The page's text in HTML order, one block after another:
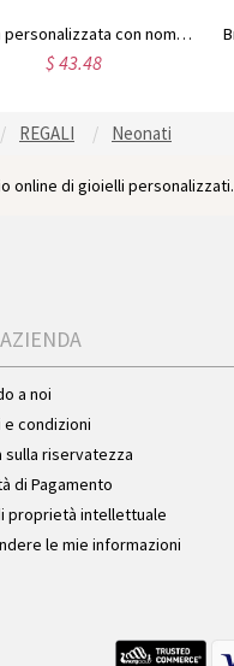
Collana personalizzata con nome Carrie placcata in oro 18 carati
$ 43.48
REGALI Neonati
online di gioielli personalizzati.
a noi
e condizioni
sulla riservatezza
di Pagamento
proprietà intellettuale
le mie informazioni